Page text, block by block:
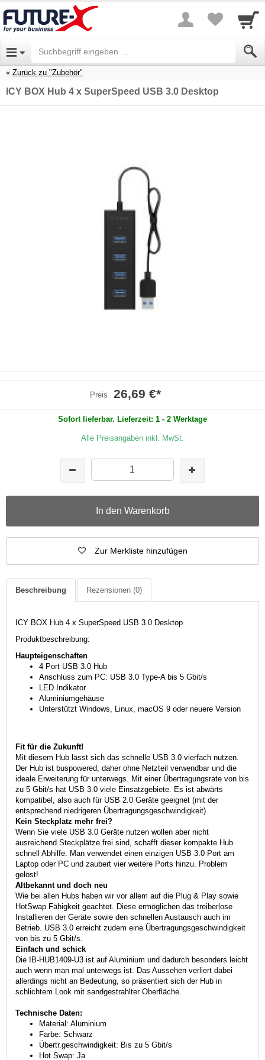
Zurück zu "Zubehör"
ICY BOX Hub 4 x SuperSpeed USB 3.0 Desktop
Preis 26,69 €*
Sofort lieferbar. Lieferzeit: 1 - 2 Werktage
Alle Preisangaben inkl. MwSt.
In den Warenkorb
Zur Merkliste hinzufügen
Beschreibung Rezensionen (0)
ICY BOX Hub 4 x SuperSpeed USB 3.0 Desktop
Produktbeschreibung:
Haupteigenschaften
4 Port USB 3.0 Hub
Anschluss zum PC: USB 3.0 Type-A bis 5 Gbit/s
LED Indikator
Aluminiumgehäuse
Unterstützt Windows, Linux, macOS 9 oder neuere Version
Fit für die Zukunft!
Mit diesem Hub lässt sich das schnelle USB 3.0 vierfach nutzen.
Der Hub ist buspowered, daher ohne Netzteil verwendbar und die
ideale Erweiterung für unterwegs. Mit einer Übertragungsrate von bis
zu 5 Gbit/s hat USB 3.0 viele Einsatzgebiete. Es ist abwärts
kompatibel, also auch für USB 2.0 Geräte geeignet (mit der
entsprechend niedrigeren Übertragungsgeschwindigkeit).
Kein Steckplatz mehr frei?
Wenn Sie viele USB 3.0 Geräte nutzen wollen aber nicht
ausreichend Steckplätze frei sind, schafft dieser kompakte Hub
schnell Abhilfe. Man verwendet einen einzigen USB 3.0 Port am
Laptop oder PC und zaubert vier weitere Ports hinzu. Problem
gelöst!
Altbekannt und doch neu
Wie bei allen Hubs haben wir vor allem auf die Plug & Play sowie
HotSwap Fähigkeit geachtet. Diese ermöglichen das treiberlose
Installieren der Geräte sowie den schnellen Austausch auch im
Betrieb. USB 3.0 erreicht zudem eine Übertragungsgeschwindigkeit
von bis zu 5 Gbit/s.
Einfach und schick
Die IB-HUB1409-U3 ist auf Aluminium und dadurch besonders leicht
auch wenn man mal unterwegs ist. Das Aussehen verliert dabei
allerdings nicht an Bedeutung, so präsentiert sich der Hub in
schlichtem Look mit sandgestrahlter Oberfläche.
Technische Daten:
Material: Aluminium
Farbe: Schwarz
Übertr.geschwindigkeit: Bis zu 5 Gbit/s
Hot Swap: Ja